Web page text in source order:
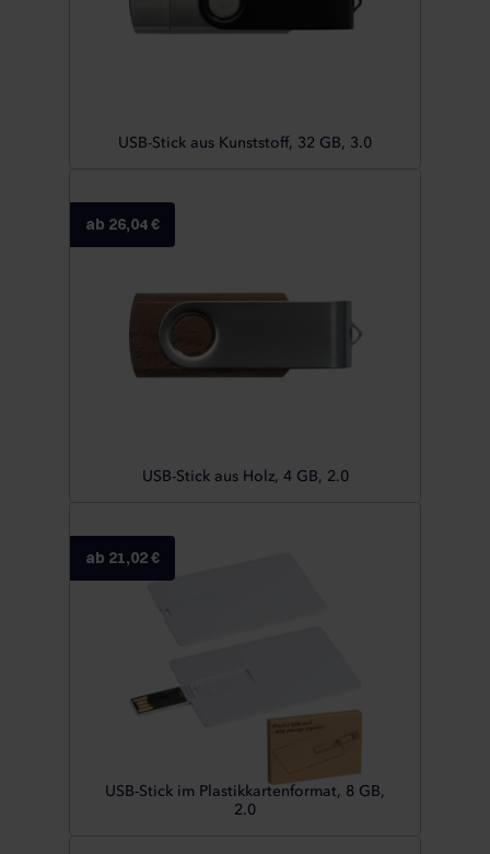
USB-Stick aus Kunststoff, 32 GB, 3.0
ab 26,04 €
USB-Stick aus Holz, 4 GB, 2.0
ab 21,02 €
USB-Stick im Plastikkartenformat, 8 GB,
2.0